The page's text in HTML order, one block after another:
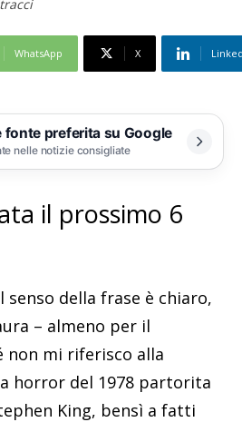
WhatsApp X
preferita su Google
nelle notizie consigliate
il prossimo 6
della frase è chiaro,
– almeno per il
non mi riferisco alla
horror del 1978 partorita
King, bensì a fatti